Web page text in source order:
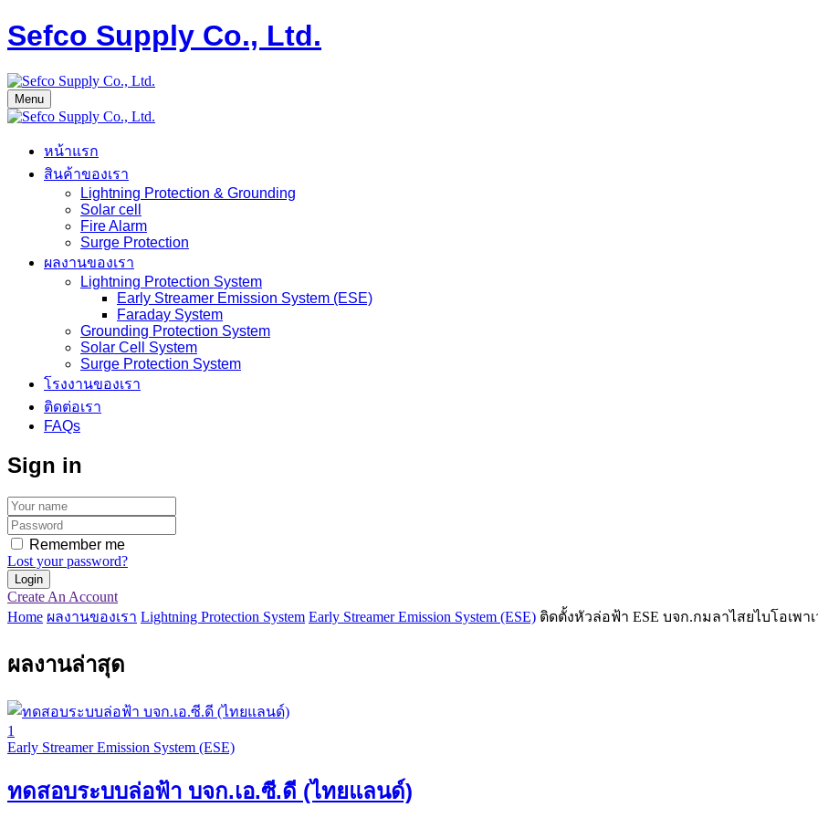
Sefco Supply Co., Ltd.
Menu
หน้าแรก
สินค้าของเรา
Lightning Protection & Grounding
Solar cell
Fire Alarm
Surge Protection
ผลงานของเรา
Lightning Protection System
Early Streamer Emission System (ESE)
Faraday System
Grounding Protection System
Solar Cell System
Surge Protection System
โรงงานของเรา
ติดต่อเรา
FAQs
Sign in
Remember me
Lost your password?
Create An Account
Home ผลงานของเรา Lightning Protection System Early Streamer Emission System (ESE) ติดตั้งหัวล่อฟ้า ESE บจก.กมลาไสยไบโอเพา
ผลงานล่าสุด
1
Early Streamer Emission System (ESE)
ทดสอบระบบล่อฟ้า บจก.เอ.ซี.ดี (ไทยแลนด์)